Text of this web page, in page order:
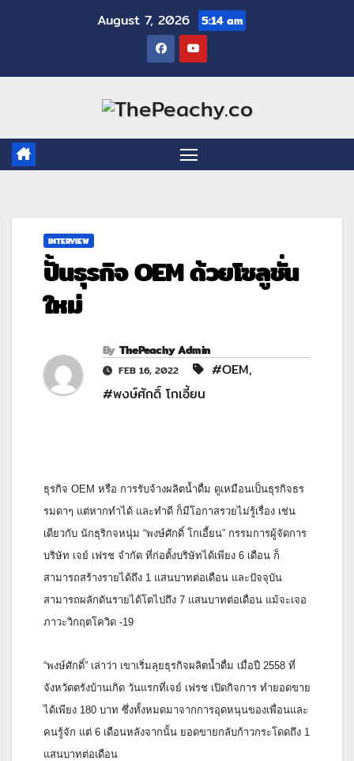
August 7, 2026 5:14 am
INTERVIEW
ปั้นธุรกิจ OEM ด้วยโซลูชั่น
ใหม่
By ThePeachy Admin
FEB 16, 2022 #OEM,
#พงษ์ศักดิ์ โกเอี้ยน
ธุรกิจ OEM หรือ การรับจ้างผลิตน้ำดื่ม ดูเหมือนเป็นธุรกิจธร
รมดาๆ แต่หากทำได้ และทำดี ก็มีโอกาสรวยไม่รู้เรื่อง เช่น
เดียวกับ นักธุริกจหนุ่ม “พงษ์ศักดิ์ โกเอี้ยน” กรรมการผู้จัดการ
บริษัท เจย์ เฟรช จำกัด ที่ก่อตั้งบริษัทได้เพียง 6 เดือน ก็
สามารถสร้างรายได้ถึง 1 แสนบาทต่อเดือน และปัจจุบัน
สามารถผลักดันรายได้โตไปถึง 7 แสนบาทต่อเดือน แม้จะเจอ
ภาวะวิกฤตโควิด -19
“พงษ์ศักดิ์” เล่าว่า เขาเริ่มลุยธุรกิจผลิตน้ำดื่ม เมื่อปี 2558 ที่
จังหวัดตรังบ้านเกิด วันแรกที่เจย์ เฟรช เปิดกิจการ ทำยอดขาย
ได้เพียง 180 บาท ซึ่งทั้งหมดมาจากการอุดหนุนของเพื่อนและ
คนรู้จัก แต่ 6 เดือนหลังจากนั้น ยอดขายกลับก้าวกระโดดถึง 1
แสนบาทต่อเดือน